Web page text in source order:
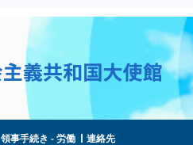
領事手続き - 労働 連絡先